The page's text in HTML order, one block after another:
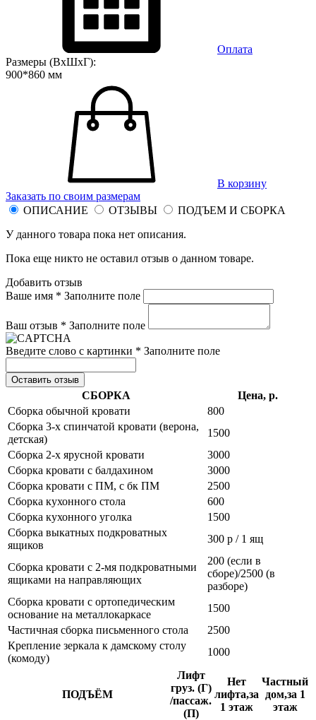
Оплата
Размеры (ВхШхГ):
900*860 мм
В корзину
Заказать по своим размерам
ОПИСАНИЕ
ОТЗЫВЫ
ПОДЪЕМ И СБОРКА
У данного товара пока нет описания.
Пока еще никто не оставил отзыв о данном товаре.
Добавить отзыв
Ваше имя * Заполните поле
Ваш отзыв * Заполните поле
Введите слово с картинки * Заполните поле
Оставить отзыв
СБОРКА
Цена, р.
Сборка обычной кровати
800
Сборка 3-х спинчатой кровати (верона,
детская)
1500
Сборка 2-х ярусной кровати
3000
Сборка кровати с балдахином
3000
Сборка кровати с ПМ, с бк ПМ
2500
Сборка кухонного стола
600
Сборка кухонного уголка
1500
Сборка выкатных подкроватных
ящиков
300 р / 1 ящ
Сборка кровати с 2-мя подкроватными
ящиками на направляющих
200 (если в
сборе)/2500 (в
разборе)
Сборка кровати с ортопедическим
основание на металлокаркасе
1500
Частичная сборка письменного стола
2500
Крепление зеркала к дамскому столу
(комоду)
1000
ПОДЪЁМ
Лифт
груз. (Г)
/пассаж.
(П)
Нет
лифта,за
1 этаж
Частный
дом,за 1
этаж